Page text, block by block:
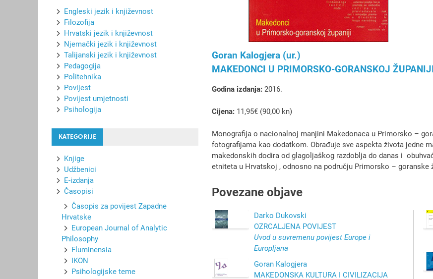
Goran Kalogjera (ur.)
MAKEDONCI U PRIMORSKO-GORANSKOJ
Godina izdanja:2016.
Cijena:11,95€ (90,00 kn)
Monografija o nacionalnoj manjini Makedonaca u Primorsko –
fotografijama kao dodatkom. Obrađuje sve aspekta života jedne
makedonskih dodira od glagoljaškog razdoblja do danas i
etniteta u Hrvatskoj , odnosno na području Primorsko – goranske
Povezane objave
Darko Dukovski
OZRCALJENA POVIJEST
Uvod u suvremenu povijest Europe i
Europljana
Goran Kalogjera
MAKEDONSKA KULTURA I CIVILIZACIJA
Engleski jezik i književnost
Filozofija
Hrvatski jezik i književnost
Njemački jezik i književnost
Talijanski jezik i književnost
Pedagogija
Politehnika
Povijest
Povijest umjetnosti
Psihologija
KATEGORIJE
Knjige
Udžbenici
E-izdanja
Časopisi
Časopis za povijest Zapadne
Hrvatske
European Journal of Analytic
Philosophy
Fluminensia
IKON
Psihologijske teme